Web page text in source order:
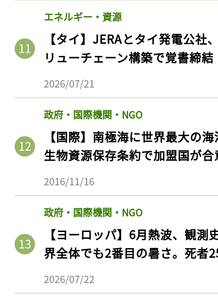
エネルギー・資源
【タイ】JERAとタイ発電公社
リューチェーン構築で覚書締結
2026/07/21
政府・国際機関・NGO
【国際】南極海に世界最大の
生物資源保存条約で加盟国が合
2016/11/16
政府・国際機関・NGO
【ヨーロッパ】6月熱波、観
界全体でも2番目の暑さ。死者
2026/07/22